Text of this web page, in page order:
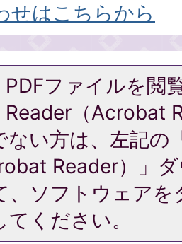
せはこちらから
PDFファイルを閲
Reader（Acrobat
ない方は、左記の
Reader）」
、ソフトウェア
ください。